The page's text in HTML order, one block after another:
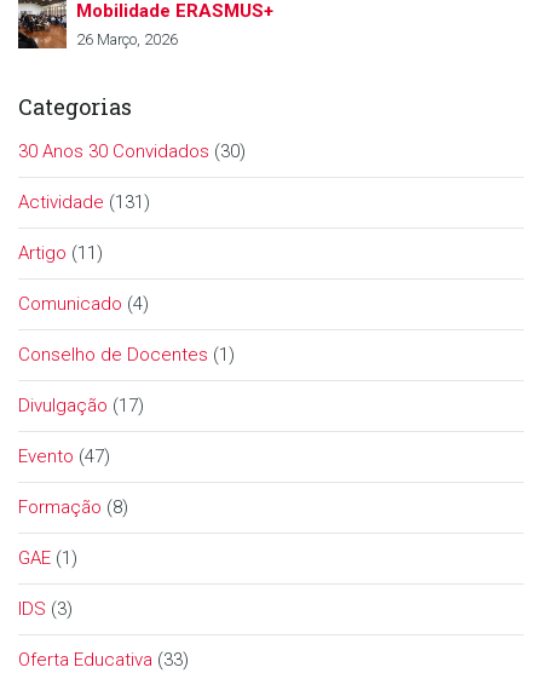
Mobilidade ERASMUS+
26 Março, 2026
Categorias
30 Anos 30 Convidados (30)
Actividade (131)
Artigo (11)
Comunicado (4)
Conselho de Docentes (1)
Divulgação (17)
Evento (47)
Formação (8)
GAE (1)
IDS (3)
Oferta Educativa (33)